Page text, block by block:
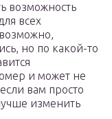
возможность
всех
но по какой-то
и может не
вам просто
изменить